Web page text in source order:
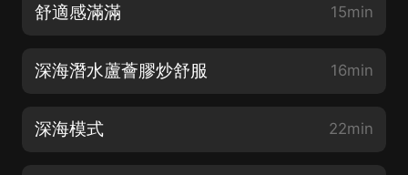
舒適感滿滿 15min
深海潛水蘆薈膠炒舒服 16min
深海模式 22min